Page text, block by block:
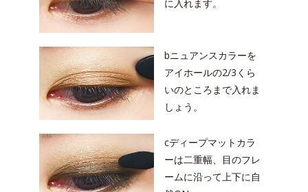
に入れます。
bニュアンスカラーを
アイホールの2/3くら
いのところまで入れま
しょう。
cディープマットカラ
ーは二重幅、目のフレ
ームに沿って上下に自